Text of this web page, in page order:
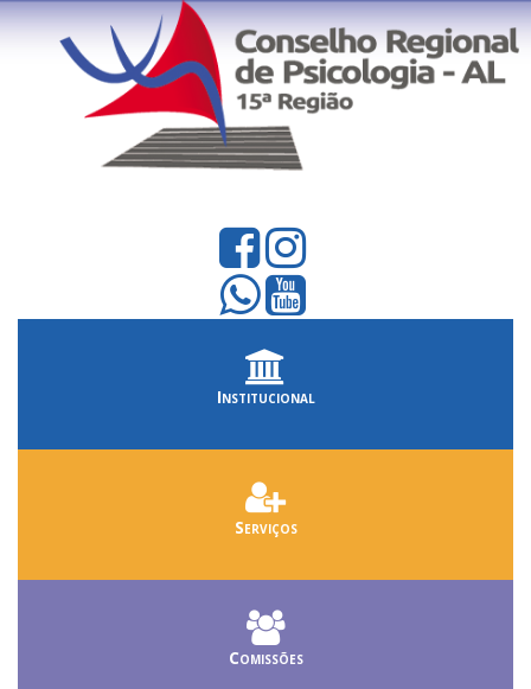
Institucional
Serviços
Comissões